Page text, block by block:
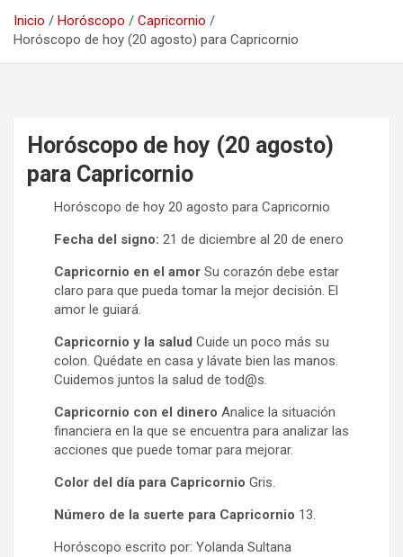
Inicio Horóscopo
Capricornio
Horóscopo de hoy (20 agosto) para Capricornio
Horóscopo de hoy (20 agosto)
para Capricornio
Horóscopo de hoy 20 agosto para Capricornio
Fecha del signo: 21 de diciembre al 20 de enero
Capricornio en el amor Su corazón debe estar
claro para que pueda tomar la mejor decisión. El
amor le guiará.
Capricornio y la salud Cuide un poco más su
colon. Quédate en casa y lávate bien las manos.
Cuidemos juntos la salud de tod@s.
Capricornio con el dinero Analice la situación
financiera en la que se encuentra para analizar las
acciones que puede tomar para mejorar.
Color del día para Capricornio Gris.
Número de la suerte para Capricornio 13.
Horóscopo escrito por: Yolanda Sultana